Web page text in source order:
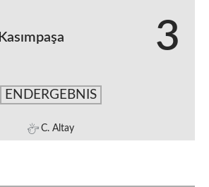
Kasımpaşa 3
ENDERGEBNIS
C. Altay